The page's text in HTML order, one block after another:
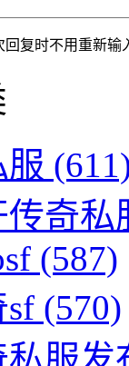
回复时不用重新输
服
传奇私
(587)
(570)